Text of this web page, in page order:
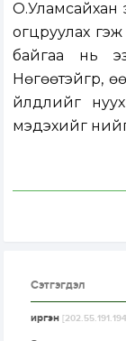
О.Уламсайхан
огцруулах
байгаа нь
үйлдлийг
мэдэхийг
Сэтгэгдэл
иргэн